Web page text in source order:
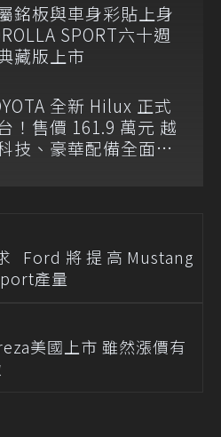
銘板與車身彩貼上身
SPORT六十週
藏版上市
全新 Hilux 正式
！售價 161.9 萬元 越
技、豪華配備全面升
Ford將提高Mustang
產量
美國上市 雖然漲價有